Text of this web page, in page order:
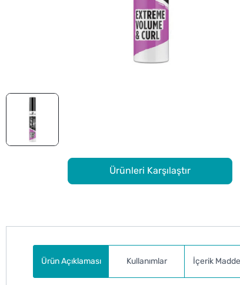
Ürünleri Karşılaştır
Ürün Açıklaması Kullanımlar İçerik